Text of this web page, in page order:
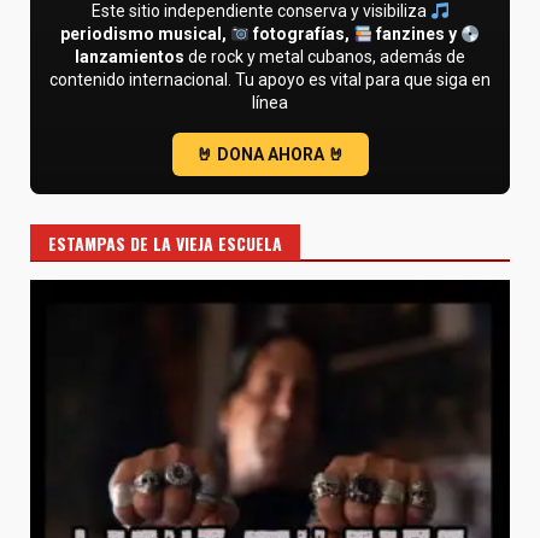
Este sitio independiente conserva y visibiliza
periodismo musical,
fotografías,
fanzines y
lanzamientos de rock y metal cubanos, además de
contenido internacional. Tu apoyo es vital para que siga en
línea
ESTAMPAS DE LA VIEJA ESCUELA